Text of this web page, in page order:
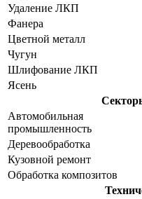
Удаление ЛКП
Фанера
Цветной металл
Чугун
Шлифование ЛКП
Ясень
Автомобильная
промышленность
Деревообработка
Кузовной ремонт
Обработка композитов